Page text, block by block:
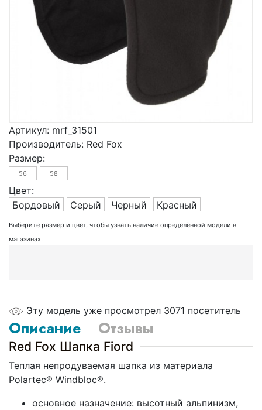
Артикул: mrf_31501
Производитель: Red Fox
Размер:
56 58
Цвет:
Бордовый
Серый Черный Красный
Выберите размер и цвет, чтобы узнать наличие определённой модели в
магазинах.
Эту модель уже просмотрел 3071 посетитель
Описание Отзывы
Red Fox Шапка Fiord
Теплая непродуваемая шапка из материала
Polartec® Windbloc®.
основное назначение: высотный альпинизм,